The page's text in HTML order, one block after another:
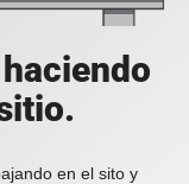
en el sito y